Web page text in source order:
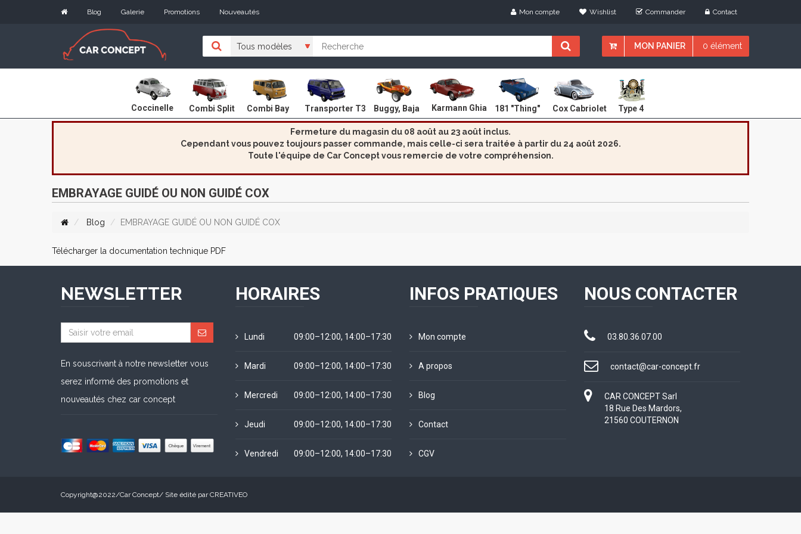
Blog Galerie Promotions Nouveautés Mon compte Wishlist Commander Contact
MON PANIER 0 élément
Coccinelle Combi Split Combi Bay Transporter T3 Buggy, Baja Karmann Ghia 181 "Thing" Cox Cabriolet Type 4
Fermeture du magasin du 08 août au 23 août inclus.
Cependant vous pouvez toujours passer commande, mais celle-ci sera traitée à partir du 24 août 2026.
Toute l'équipe de Car Concept vous remercie de votre compréhension.
EMBRAYAGE GUIDÉ OU NON GUIDÉ COX
Blog EMBRAYAGE GUIDÉ OU NON GUIDÉ COX
Télécharger la documentation technique PDF
NEWSLETTER
En souscrivant à notre newsletter vous
serez informé des promotions et
nouveautés chez car concept
HORAIRES
Lundi 09:00–12:00, 14:00–17:30
Mardi 09:00–12:00, 14:00–17:30
Mercredi 09:00–12:00, 14:00–17:30
Jeudi 09:00–12:00, 14:00–17:30
Vendredi 09:00–12:00, 14:00–17:30
INFOS PRATIQUES
Mon compte
A propos
Blog
Contact
CGV
NOUS CONTACTER
03.80.36.07.00
contact@car-concept.fr
CAR CONCEPT Sarl
18 Rue Des Mardors,
21560 COUTERNON
Copyright@2022/Car Concept/ Site édité parCREATIVEO